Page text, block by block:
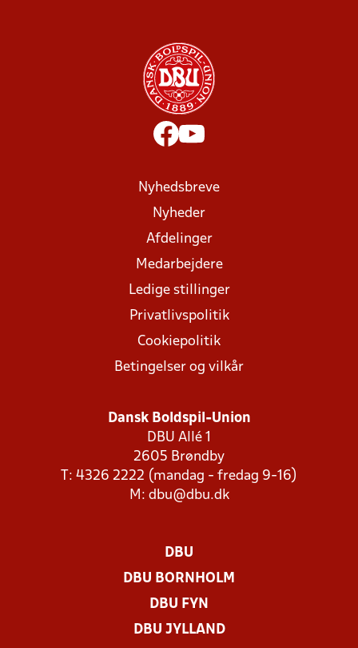
Nyhedsbreve
Nyheder
Afdelinger
Medarbejdere
Ledige stillinger
Privatlivspolitik
Cookiepolitik
Betingelser og vilkår
Dansk Boldspil-Union
DBU Allé 1
2605 Brøndby
T: 4326 2222 (mandag - fredag 9-16)
M: dbu@dbu.dk
DBU
DBU BORNHOLM
DBU FYN
DBU JYLLAND